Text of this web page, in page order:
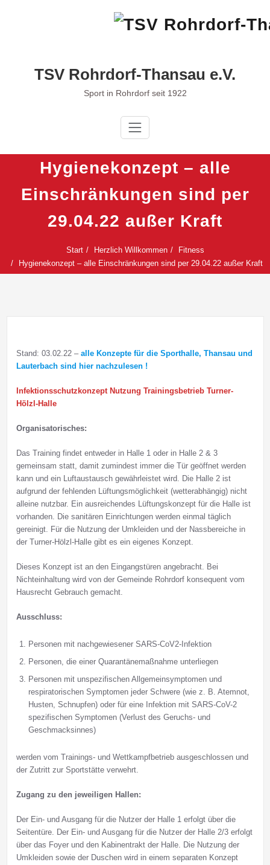
TSV Rohrdorf-Thansau e.V.
Sport in Rohrdorf seit 1922
Hygienekonzept – alle
Einschränkungen sind per
29.04.22 außer Kraft
Start Herzlich Willkommen
Fitness
Hygienekonzept – alle Einschränkungen sind per 29.04.22 außer Kraft
Stand: 03.02.22 –alle Konzepte für die Sporthalle, Thansau und
Lauterbach sind hier nachzulesen !
Infektionsschutzkonzept Nutzung Trainingsbetrieb Turner-
Hölzl-Halle
Organisatorisches:
Das Training findet entweder in Halle 1 oder in Halle 2 & 3
gemeinsam statt, damit zumindest immer die Tür geöffnet werden
kann und ein Luftaustausch gewährleistet wird. Die Halle 2 ist
aufgrund der fehlenden Lüftungsmöglichkeit (wetterabhängig) nicht
alleine nutzbar. Ein ausreichendes Lüftungskonzept für die Halle ist
vorhanden. Die sanitären Einrichtungen werden einmal täglich
gereinigt. Für die Nutzung der Umkleiden und der Nassbereiche in
der Turner-Hölzl-Halle gibt es ein eigenes Konzept.
Dieses Konzept ist an den Eingangstüren angebracht. Bei
Nichteinhaltung wird von der Gemeinde Rohrdorf konsequent vom
Hausrecht Gebrauch gemacht.
Ausschluss:
Personen mit nachgewiesener SARS-CoV2-Infektion
Personen, die einer Quarantänemaßnahme unterliegen
Personen mit unspezifischen Allgemeinsymptomen und
respiratorischen Symptomen jeder Schwere (wie z. B. Atemnot,
Husten, Schnupfen) oder für eine Infektion mit SARS-CoV-2
spezifischen Symptomen (Verlust des Geruchs- und
Geschmacksinnes)
werden vom Trainings- und Wettkampfbetrieb ausgeschlossen und
der Zutritt zur Sportstätte verwehrt.
Zugang zu den jeweiligen Hallen:
Der Ein- und Ausgang für die Nutzer der Halle 1 erfolgt über die
Seitentüre. Der Ein- und Ausgang für die Nutzer der Halle 2/3 erfolgt
über das Foyer und den Kabinentrakt der Halle. Die Nutzung der
Umkleiden sowie der Duschen wird in einem separaten Konzept